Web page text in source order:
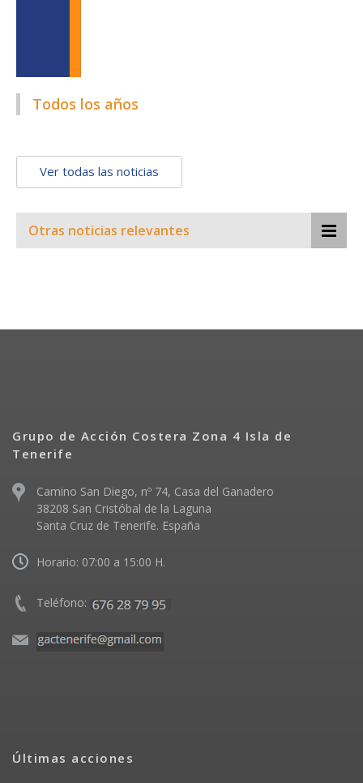
Todos los años
Ver todas las noticias
Otras noticias relevantes
Grupo de Acción Costera Zona 4 Isla de
Tenerife
Camino San Diego, nº 74, Casa del Ganadero
38208 San Cristóbal de la Laguna
Santa Cruz de Tenerife. España
Horario: 07:00 a 15:00 H.
Teléfono:
Últimas acciones